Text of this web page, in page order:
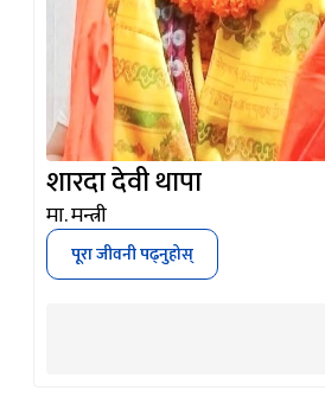
शारदा देवी थापा
मा. मन्त्री
पूरा जीवनी पढ्नुहोस्